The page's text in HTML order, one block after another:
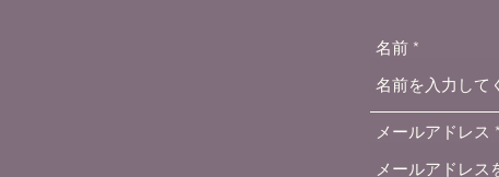
名前
メールアドレス